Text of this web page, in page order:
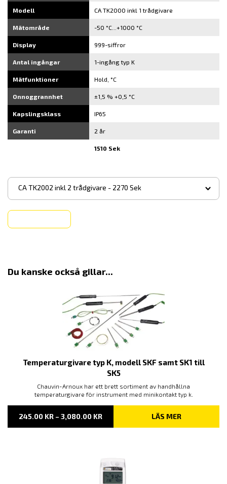
Modell CA TK2000 inkl 1 trådgivare
Mätområde -50 °C...+1000 °C
Display 999-siffror
Antal ingångar 1-ingång typ K
Mätfunktioner Hold, °C
Onnoggrannhet ±1,5 % +0,5 °C
Kapslingsklass IP65
Garanti 2 år
1510 Sek
CA TK2002 inkl 2 trådgivare - 2270 Sek
▾
Du kanske också gillar...
Temperaturgivare typ K, modell SKF samt SK1 till
SK5
Chauvin-Arnoux har ett brett sortiment av handhållna
temperaturgivare för instrument med minikontakt typ k.
245.00 KR – 3,080.00 KRPRISINTERVALL:
TILL
LÄS MER